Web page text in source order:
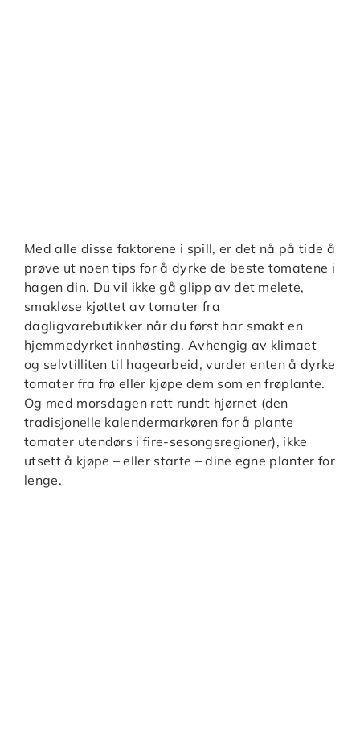
Med alle disse faktorene i spill, er det nå på tide å
prøve ut noen tips for å dyrke de beste tomatene i
hagen din. Du vil ikke gå glipp av det melete,
smakløse kjøttet av tomater fra
dagligvarebutikker når du først har smakt en
hjemmedyrket innhøsting. Avhengig av klimaet
og selvtilliten til hagearbeid, vurder enten å dyrke
tomater fra frø eller kjøpe dem som en frøplante.
Og med morsdagen rett rundt hjørnet (den
tradisjonelle kalendermarkøren for å plante
tomater utendørs i fire-sesongsregioner), ikke
utsett å kjøpe – eller starte – dine egne planter for
lenge.